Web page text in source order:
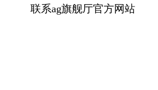
联系ag旗舰厅官方网站